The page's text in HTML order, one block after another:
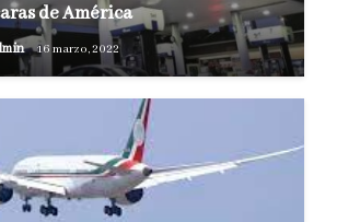
de América
16 marzo, 2022